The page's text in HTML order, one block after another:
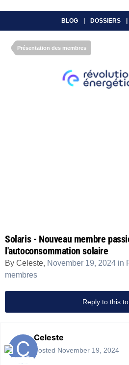
BLOG DOSSIERS
Présentation des membres
Solaris - Nouveau membre
l'autoconsommation solaire
By Celeste, November 19, 2024 in
membres
Reply to this
Celeste
Posted November 19, 2024